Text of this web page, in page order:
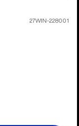
27WIN-228001